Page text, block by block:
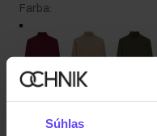
Súhlas
Farba:
Vyberte veľkosť